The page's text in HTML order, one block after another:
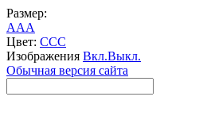
Размер:
AAA
Цвет: CCC
Изображения Вкл.Выкл.
Обычная версия сайта